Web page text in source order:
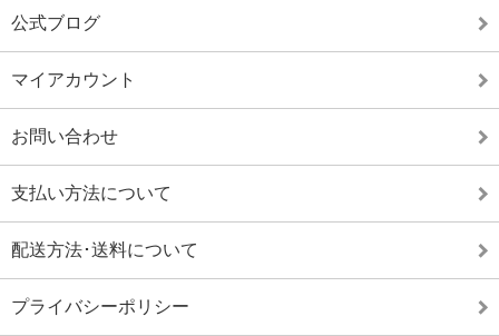
公式ブログ
マイアカウント
お問い合わせ
支払い方法について
配送方法･送料について
プライバシーポリシー